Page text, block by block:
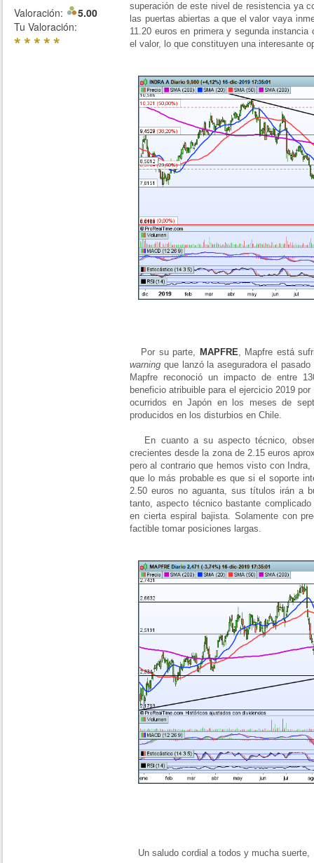
Valoración:
5.00
Tu Valoración:
*****
superación de este nivel de resistencia ya
las puertas abiertas a que el valor vaya
11.20 euros en primera y segunda
el valor, lo que constituyen una interesante
Por su parte, MAPFRE , Mapfre está
warning que lanzó la aseguradora el
Mapfre reconoció un impacto de entre
beneficio atribuible para el ejercicio 2019
ocurridos en Japón en los meses de
producidos en los disturbios en Chile.
En cuanto a su aspecto técnico,
crecientes desde la zona de 2.15 euros
pero al contrario que hemos visto con
que lo más probable es que si el soporte
2.50 euros no aguanta, sus títulos irán a
tanto, aspecto técnico bastante
en cierta espiral bajista. Solamente con
factible tomar posiciones largas.
Un saludo cordial a todos y mucha suerte,